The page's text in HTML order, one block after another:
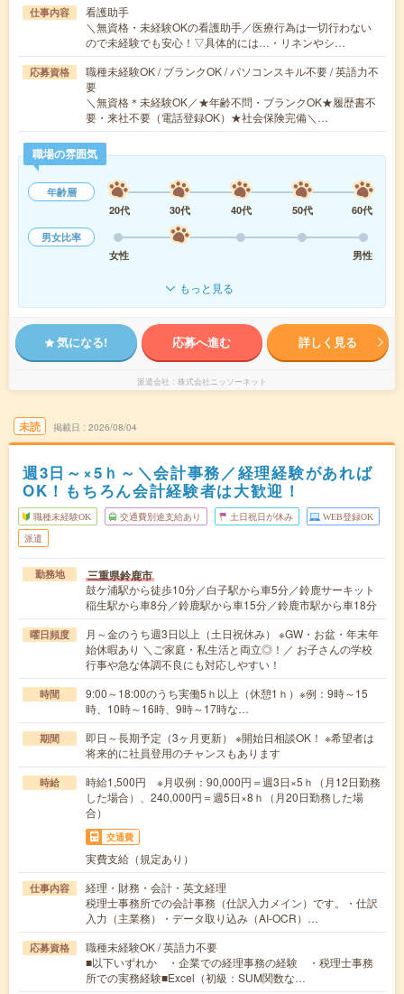
仕事内容
看護助手
＼無資格・未経験OKの看護助手／医療行為は一切行わない
ので未経験でも安心！▽具体的には…・リネンやシ…
応募資格
職種未経験OK / ブランクOK / パソコンスキル不要 / 英語力不
要
＼無資格＊未経験OK／★年齢不問・ブランクOK★履歴書不
要・来社不要（電話登録OK）★社会保険完備＼…
職場の雰囲気
年齢層
20代
30代 40代 50代
60代
男女比率
女性
男性
もっと見る
気になる! 応募へ進む 詳しく見る
派遣会社 株式会社ニッソーネット
未読 掲載日 2026/08/04
週3日～×5ｈ～＼会計事務／経理経験があれば
OK！もちろん会計経験者は大歓迎！
職種未経験OK 交通費別途支給あり 土日祝日が休み WEB登録OK
派遣
勤務地 三重県鈴鹿市
鼓ケ浦駅から徒歩10分／白子駅から車5分／鈴鹿サーキット
稲生駅から車8分／鈴鹿駅から車15分／鈴鹿市駅から車18分
曜日頻度
月～金のうち週3日以上（土日祝休み） ※GW・お盆・年末年
始休暇あり ＼ご家庭・私生活と両立◎！／ お子さんの学校
行事や急な体調不良にも対応しやすい！
時間
9:00～18:00のうち実働5ｈ以上（休憩1ｈ）※例：9時～15
時、10時～16時、9時～17時な…
期間
即日～長期予定（3ヶ月更新） ※開始日相談OK！ ※希望者は
将来的に社員登用のチャンスもあります
時給
時給1,500円 ※月収例：90,000円＝週3日×5ｈ（月12日勤務
した場合）、240,000円＝週5日×8ｈ（月20日勤務した場
合）
交通費
実費支給（規定あり）
仕事内容
経理・財務・会計・英文経理
税理士事務所での会計事務（仕訳入力メイン）です。・仕訳
入力（主業務）・データ取り込み（AI-OCR）…
応募資格
職種未経験OK / 英語力不要
■以下いずれか ・企業での経理事務の経験 ・税理士事務
所での実務経験■Excel（初級：SUM関数な…